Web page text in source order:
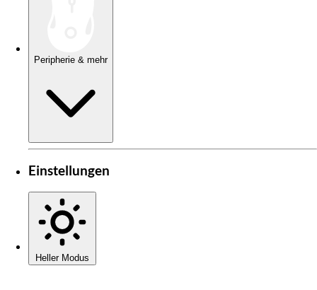
Peripherie & mehr
Einstellungen
Heller Modus